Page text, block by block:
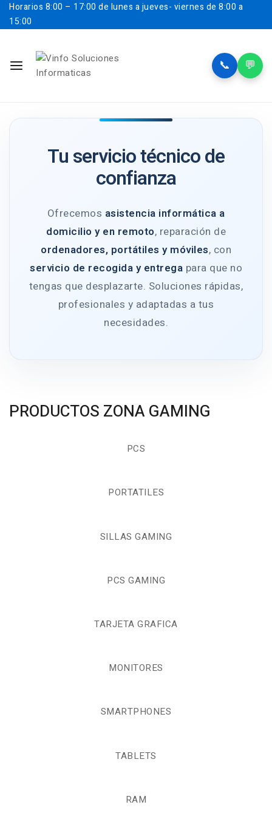
Horarios 8:00 – 17:00 de lunes a jueves- viernes de 8:00 a
15:00
📞 💬
Tu servicio técnico de
confianza
Ofrecemos asistencia informática a
domicilio y en remoto, reparación de
ordenadores, portátiles y móviles, con
servicio de recogida y entrega para que no
tengas que desplazarte. Soluciones rápidas,
profesionales y adaptadas a tus
necesidades.
PRODUCTOS ZONA GAMING
PCS
PORTATILES
SILLAS GAMING
PCS GAMING
TARJETA GRAFICA
MONITORES
SMARTPHONES
TABLETS
RAM